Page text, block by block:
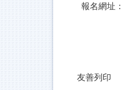
報名網址：
友善列印